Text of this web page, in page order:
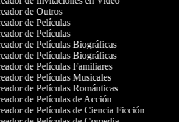
de Outros
de Películas
de Películas
de Películas Biográficas
de Películas Biográficas
de Películas Familiares
de Películas Musicales
de Películas Románticas
de Películas de Acción
de Películas de Ciencia Ficción